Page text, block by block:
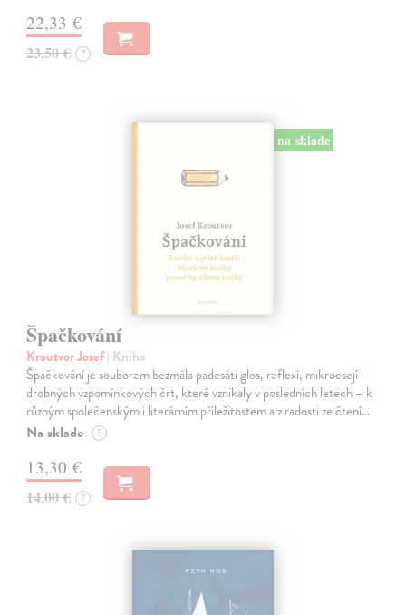
22,33 €
23,50 € ?
na sklade
Špačkování
Kroutvor Josef| Kniha
Špačkování je souborem bezmála padesáti glos, reflexí, mikroesejí i
drobných vzpomínkových črt, které vznikaly v posledních letech – k
různým společenským i literárním příležitostem a z radosti ze čtení…
Na sklade ?
13,30 €
14,00 € ?